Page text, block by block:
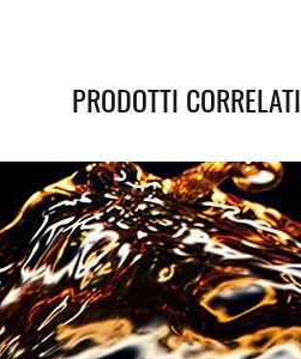
PRODOTTI CORRELATI